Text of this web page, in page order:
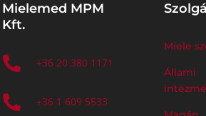
Mielemed MPM
Kft.
 +36 20 380 1171
 +36 1 609 5533
Miele
Állami